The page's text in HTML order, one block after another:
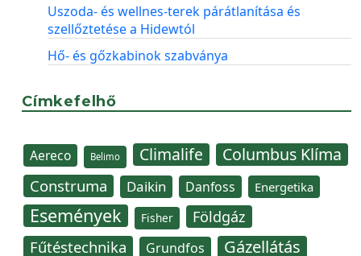
Uszoda- és wellnes-terek párátlanítása és
szellőztetése a Hidewtól
Hő- és gőzkabinok szabványa
Címkefelhő
Aereco Belimo Climalife Columbus Klíma
Construma Daikin Danfoss Energetika
Események Fisher Földgáz
Fűtéstechnika Grundfos Gázellátás